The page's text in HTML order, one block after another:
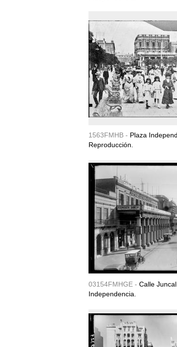
1563FMHB - Plaza
Reproducción.
03154FMHGE - Calle
Independencia.